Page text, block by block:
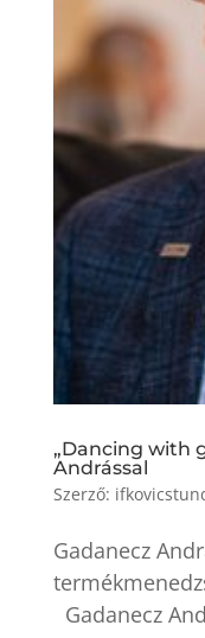
„Dancing with
Andrással
Szerző:
Gadanecz
Gadanecz